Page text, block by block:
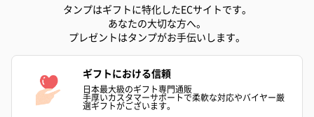
ゼリーバウム カット
（レモン＆紅茶）（432
麦わらパンダバウム
（バナナ味）（540円）
スキンケアグッズ
スキンケアグッズを同梱してお届けします。
タンプはギフトに特化したECサイトです。
あなたの大切な方へ。
プレゼントはタンプがお手伝いします。
ギフトにおける信頼
日本最大級のギフト専門通販
手厚いカスタマーサポートで柔軟な対応やバイヤー厳
選ギフトがございます。